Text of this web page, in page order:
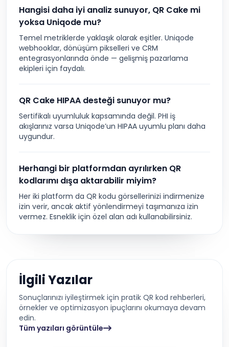
Hangisi daha iyi analiz sunuyor, QR Cake mi
yoksa Uniqode mu?
Temel metriklerde yaklaşık olarak eşitler. Uniqode
webhooklar, dönüşüm pikselleri ve CRM
entegrasyonlarında önde — gelişmiş pazarlama
ekipleri için faydalı.
QR Cake HIPAA desteği sunuyor mu?
Sertifikalı uyumluluk kapsamında değil. PHI iş
akışlarınız varsa Uniqode’un HIPAA uyumlu planı daha
uygundur.
Herhangi bir platformdan ayrılırken QR
kodlarımı dışa aktarabilir miyim?
Her iki platform da QR kodu görsellerinizi indirmenize
izin verir, ancak aktif yönlendirmeyi taşımanıza izin
vermez. Esneklik için özel alan adı kullanabilirsiniz.
İlgili Yazılar
Sonuçlarınızı iyileştirmek için pratik QR kod rehberleri,
örnekler ve optimizasyon ipuçlarını okumaya devam
edin.
Tüm yazıları görüntüle